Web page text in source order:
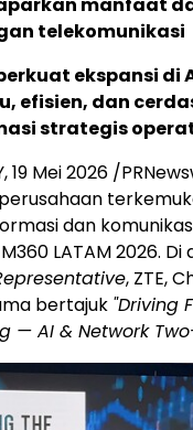
telekomunikasi
ekspansi di
efisien, dan
strategis
,19 Mei 2026 /
dan
LATAM 2026.
, ZTE,
bertajuk "Driving
— AI & Network